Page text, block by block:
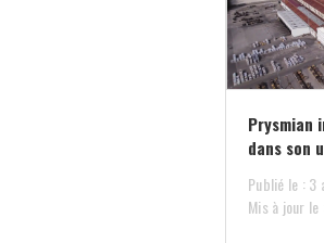
Prysmian
dans son
Publié le : 3
Mis à jour